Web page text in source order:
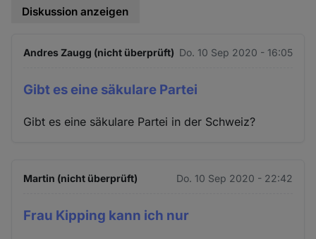
Diskussion anzeigen
Andres Zaugg (nicht überprüft) Do. 10 Sep 2020 - 16:05
Gibt es eine säkulare Partei
Gibt es eine säkulare Partei in der Schweiz?
Martin (nicht überprüft) Do. 10 Sep 2020 - 22:42
Frau Kipping kann ich nur